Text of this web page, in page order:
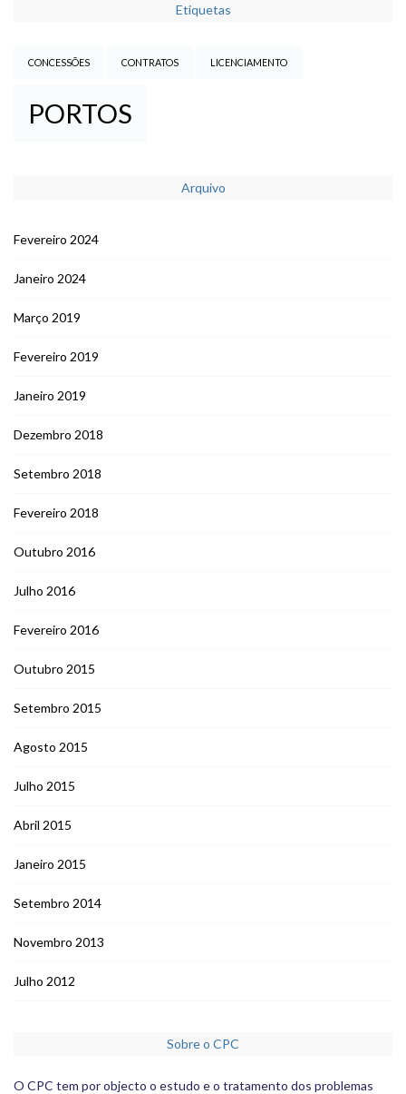
Etiquetas
CONCESSÕES CONTRATOS LICENCIAMENTO
PORTOS
Arquivo
Fevereiro 2024
Janeiro 2024
Março 2019
Fevereiro 2019
Janeiro 2019
Dezembro 2018
Setembro 2018
Fevereiro 2018
Outubro 2016
Julho 2016
Fevereiro 2016
Outubro 2015
Setembro 2015
Agosto 2015
Julho 2015
Abril 2015
Janeiro 2015
Setembro 2014
Novembro 2013
Julho 2012
Sobre o CPC
O CPC tem por objecto o estudo e o tratamento dos problemas